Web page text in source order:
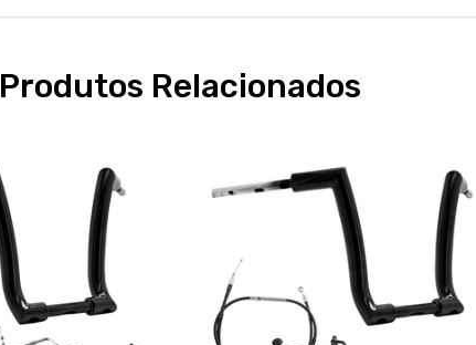
Produtos Relacionados